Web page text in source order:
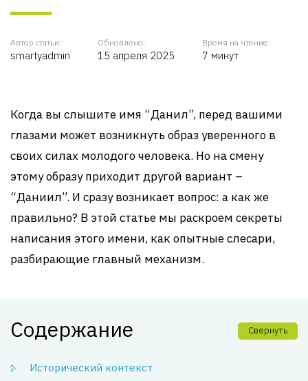
Автор статьи:
smartyadmin
Обновлено:
15 апреля 2025
Время на чтение:
7 минут
Когда вы слышите имя “Данил”, перед вашими
глазами может возникнуть образ уверенного в
своих силах молодого человека. Но на смену
этому образу приходит другой вариант –
“Даниил”. И сразу возникает вопрос: а как же
правильно? В этой статье мы раскроем секреты
написания этого имени, как опытные слесари,
разбирающие главный механизм.
Содержание Свернуть
Исторический контекст